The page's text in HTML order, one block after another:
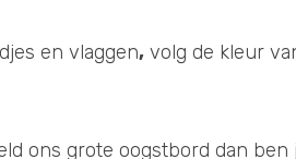
en vlaggen, volg de kleur
ons grote oogstbord dan